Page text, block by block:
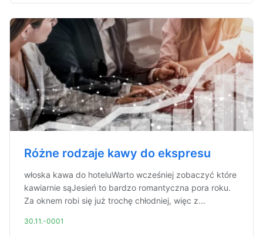
Różne rodzaje kawy do ekspresu
włoska kawa do hoteluWarto wcześniej zobaczyć które
kawiarnie sąJesień to bardzo romantyczna pora roku.
Za oknem robi się już trochę chłodniej, więc z...
30.11.-0001